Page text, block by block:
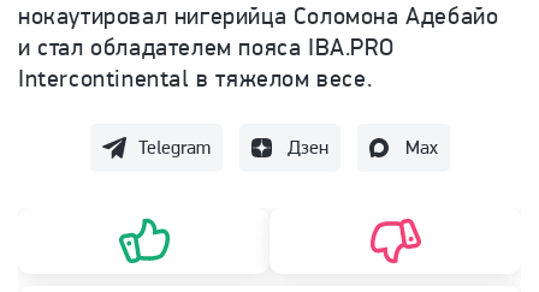
нокаутировал нигерийца Соломона Адебайо
и стал обладателем пояса IBA.PRO
Intercontinental в тяжелом весе.
Telegram Дзен Max